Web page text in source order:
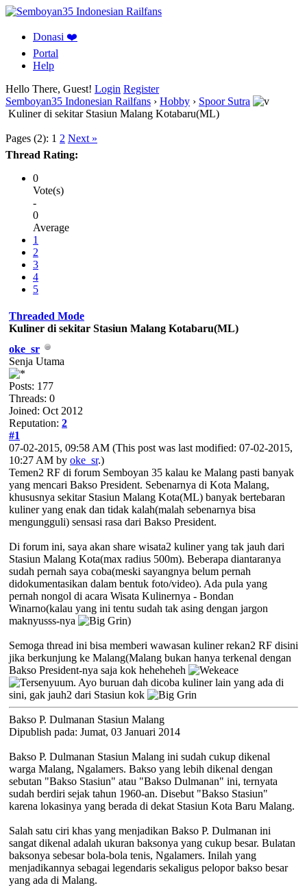
Donasi ❤️
Portal
Help
Hello There, Guest! Login Register
Semboyan35 Indonesian Railfans › Hobby › Spoor Sutra
Kuliner di sekitar Stasiun Malang Kotabaru(ML)
Pages (2): 1 2 Next »
Thread Rating:
0
Vote(s)
-
0
Average
1
2
3
4
5
Threaded Mode
Kuliner di sekitar Stasiun Malang Kotabaru(ML)
oke_sr
Senja Utama
Posts: 177
Threads: 0
Joined: Oct 2012
Reputation: 2
#1
07-02-2015, 09:58 AM (This post was last modified: 07-02-2015,
10:27 AM by oke_sr.)
Temen2 RF di forum Semboyan 35 kalau ke Malang pasti banyak
yang mencari Bakso President. Sebenarnya di Kota Malang,
khususnya sekitar Stasiun Malang Kota(ML) banyak bertebaran
kuliner yang enak dan tidak kalah(malah sebenarnya bisa
mengungguli) sensasi rasa dari Bakso President.
Di forum ini, saya akan share wisata2 kuliner yang tak jauh dari
Stasiun Malang Kota(max radius 500m). Beberapa diantaranya
sudah pernah saya coba(meski sayangnya belum pernah
didokumentasikan dalam bentuk foto/video). Ada pula yang
pernah nongol di acara Wisata Kulinernya - Bondan
Winarno(kalau yang ini tentu sudah tak asing dengan jargon
maknyusss-nya
)
Semoga thread ini bisa memberi wawasan kuliner rekan2 RF disini
jika berkunjung ke Malang(Malang bukan hanya terkenal dengan
Bakso President-nya saja kok heheheheh
eace
. Ayo buruan dah dicoba kuliner lain yang ada di
sini, gak jauh2 dari Stasiun kok
Bakso P. Dulmanan Stasiun Malang
Dipublish pada: Jumat, 03 Januari 2014
Bakso P. Dulmanan Stasiun Malang ini sudah cukup dikenal
warga Malang, Ngalamers. Bakso yang lebih dikenal dengan
sebutan "Bakso Stasiun" atau "Bakso Dulmanan" ini, ternyata
sudah berdiri sejak tahun 1960-an. Disebut "Bakso Stasiun"
karena lokasinya yang berada di dekat Stasiun Kota Baru Malang.
Salah satu ciri khas yang menjadikan Bakso P. Dulmanan ini
sangat dikenal adalah ukuran baksonya yang cukup besar. Bulatan
baksonya sebesar bola-bola tenis, Ngalamers. Inilah yang
menjadikannya sebagai legendaris sekaligus pelopor bakso besar
yang ada di Malang.